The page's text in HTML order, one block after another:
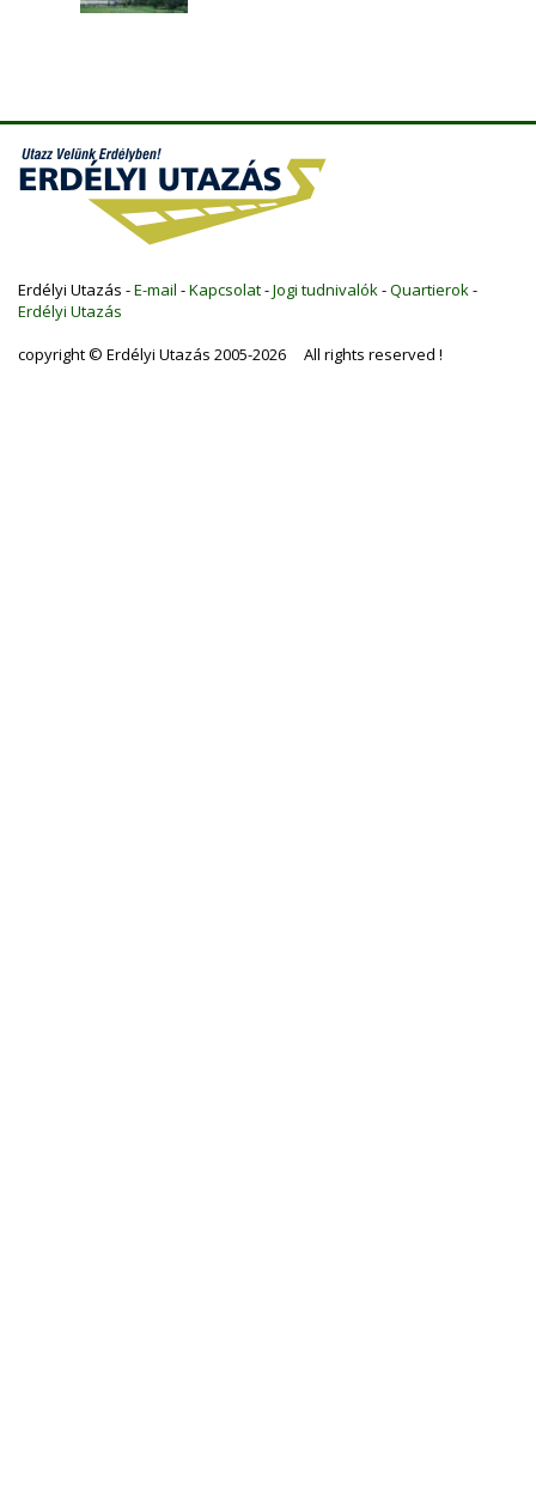
Erdélyi Utazás -E-mail -Kapcsolat-Jogi tudnivalók -Quartierok -
Erdélyi Utazás
copyright © Erdélyi Utazás 2005-2026 All rights reserved !